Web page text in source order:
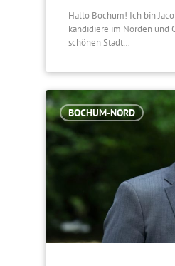
Hallo Bochum! Ich bin
kandidiere im Norden und
schönen Stadt…
BOCHUM-NORD